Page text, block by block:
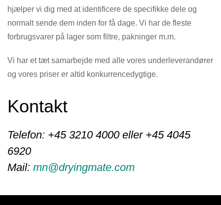
hjælper vi dig med at identificere de specifikke dele og
normalt sende dem inden for få dage. Vi har de fleste
forbrugsvarer på lager som filtre, pakninger m.m.
Vi har et tæt samarbejde med alle vores underleverandører
og vores priser er altid konkurrencedygtige.
Kontakt
Telefon: +45 3210 4000 eller +45 4045
6920
Mail: mn@dryingmate.com